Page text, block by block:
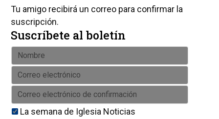
Tu amigo recibirá un correo para confirmar la
suscripción.
Suscríbete al boletín
La semana de Iglesia Noticias